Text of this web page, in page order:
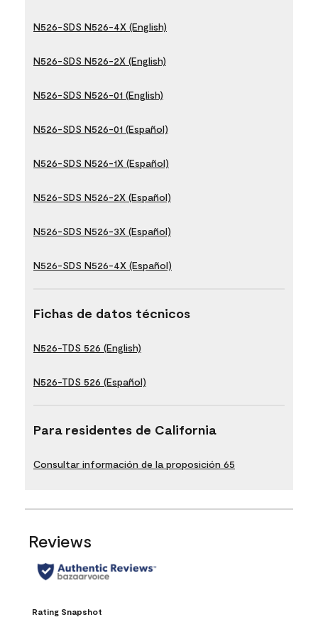
N526-SDS N526-4X (English)
N526-SDS N526-2X (English)
N526-SDS N526-01 (English)
N526-SDS N526-01 (Español)
N526-SDS N526-1X (Español)
N526-SDS N526-2X (Español)
N526-SDS N526-3X (Español)
N526-SDS N526-4X (Español)
Fichas de datos técnicos
N526-TDS 526 (English)
N526-TDS 526 (Español)
Para residentes de California
Consultar información de la proposición 65
Reviews
Rating Snapshot